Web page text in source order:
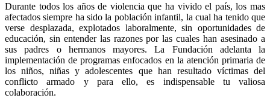
Durante todos los años de violencia que ha vivido el país, los mas
afectados siempre ha sido la población infantil, la cual ha tenido que
verse desplazada, explotados laboralmente, sin oportunidades de
educación, sin entender las razones por las cuales han asesinado a
sus padres o hermanos mayores. La Fundación adelanta la
implementación de programas enfocados en la atención primaria de
los niños, niñas y adolescentes que han resultado víctimas del
conflicto armado y para ello, es indispensable tu valiosa
colaboración.